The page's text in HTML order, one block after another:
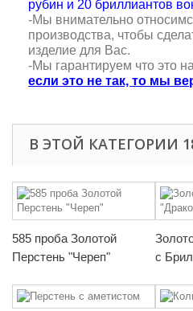
рубин и 20 бриллиантов
-Мы внимательно
производства, чтобы
изделие для Вас.
-Мы гарантируем что это
если это не так, то мы
В ЭТОЙ КАТЕГОРИИ
585 проба Золотой
Перстень "Череп"
с